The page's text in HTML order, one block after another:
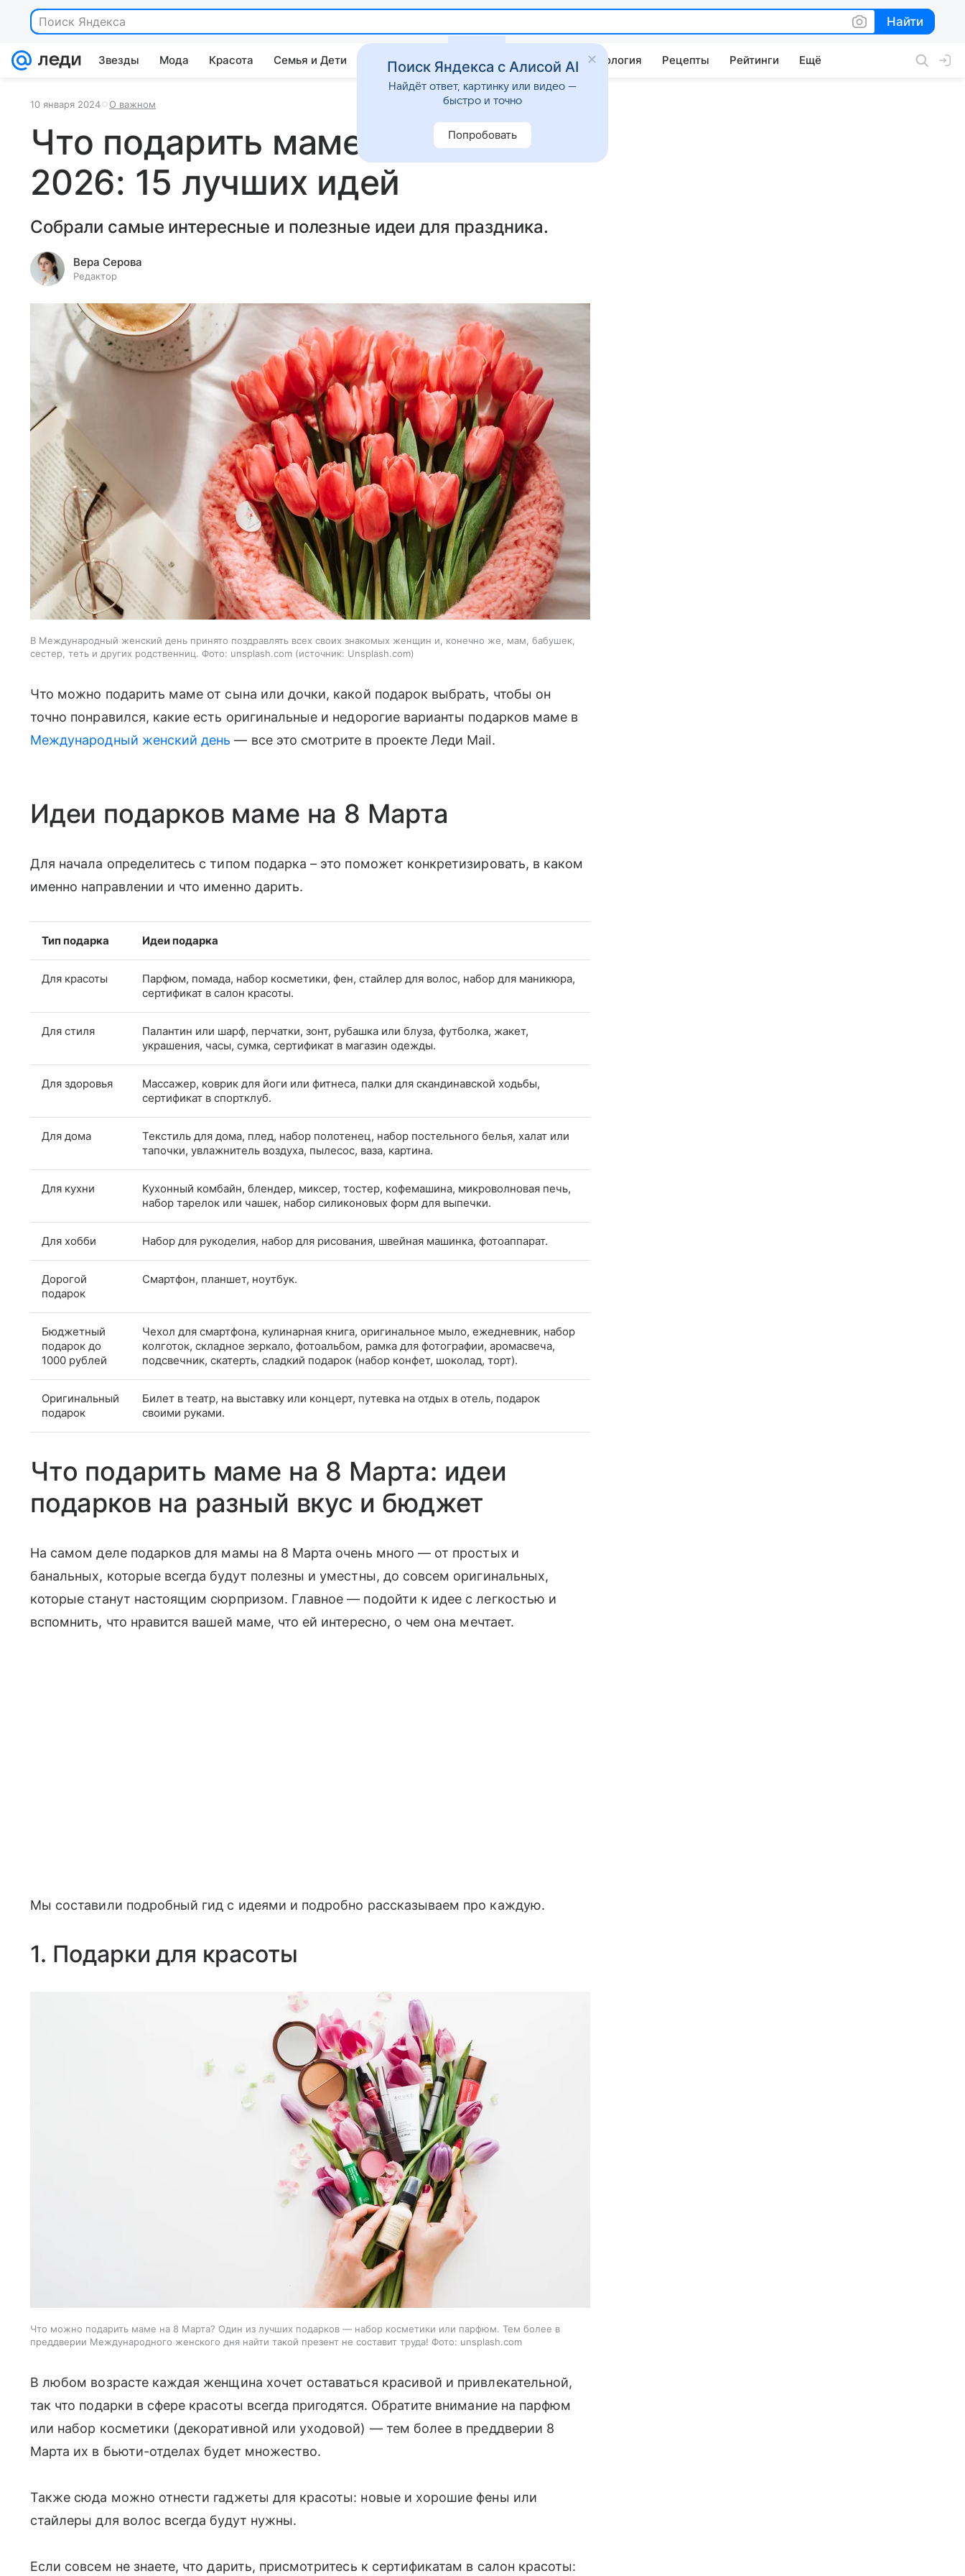
Поиск Яндекса Найти
Найти
Звезды Мода Красота Семья и Дети Дом Гороскопы Стиль жизни Психология Рецепты Рейтинги Ещё
10 января 2024 О важном
Что подарить маме на 8 Марта
2026: 15 лучших идей
Собрали самые интересные и полезные идеи для праздника.
Вера Серова
Редактор
В Международный женский день принято поздравлять всех своих знакомых женщин и, конечно же, мам, бабушек,
сестер, теть и других родственниц. Фото: unsplash.com
источник: Unsplash.com
Что можно подарить маме от сына или дочки, какой подарок выбрать, чтобы он
точно понравился, какие есть оригинальные и недорогие варианты подарков маме в
Международный женский день — все это смотрите в проекте Леди Mail.
Идеи подарков маме на 8 Марта
Для начала определитесь с типом подарка – это поможет конкретизировать, в каком
именно направлении и что именно дарить.
Тип подарка Идеи подарка
Для красоты
Парфюм, помада, набор косметики, фен, стайлер для волос, набор для маникюра,
сертификат в салон красоты.
Для стиля
Палантин или шарф, перчатки, зонт, рубашка или блуза, футболка, жакет,
украшения, часы, сумка, сертификат в магазин одежды.
Для здоровья
Массажер, коврик для йоги или фитнеса, палки для скандинавской ходьбы,
сертификат в спортклуб.
Для дома
Текстиль для дома, плед, набор полотенец, набор постельного белья, халат или
тапочки, увлажнитель воздуха, пылесос, ваза, картина.
Для кухни
Кухонный комбайн, блендер, миксер, тостер, кофемашина, микроволновая печь,
набор тарелок или чашек, набор силиконовых форм для выпечки.
Для хобби Набор для рукоделия, набор для рисования, швейная машинка, фотоаппарат.
Дорогой
подарок
Смартфон, планшет, ноутбук.
Бюджетный
подарок до
1000 рублей
Чехол для смартфона, кулинарная книга, оригинальное мыло, ежедневник, набор
колготок, складное зеркало, фотоальбом, рамка для фотографии, аромасвеча,
подсвечник, скатерть, сладкий подарок (набор конфет, шоколад, торт).
Оригинальный
подарок
Билет в театр, на выставку или концерт, путевка на отдых в отель, подарок
своими руками.
Что подарить маме на 8 Марта: идеи
подарков на разный вкус и бюджет
На самом деле подарков для мамы на 8 Марта очень много — от простых и
банальных, которые всегда будут полезны и уместны, до совсем оригинальных,
которые станут настоящим сюрпризом. Главное — подойти к идее с легкостью и
вспомнить, что нравится вашей маме, что ей интересно, о чем она мечтает.
Мы составили подробный гид с идеями и подробно рассказываем про каждую.
1. Подарки для красоты
Что можно подарить маме на 8 Марта? Один из лучших подарков — набор косметики или парфюм. Тем более в
преддверии Международного женского дня найти такой презент не составит труда! Фото: unsplash.com
В любом возрасте каждая женщина хочет оставаться красивой и привлекательной,
так что подарки в сфере красоты всегда пригодятся. Обратите внимание на парфюм
или набор косметики (декоративной или уходовой) — тем более в преддверии 8
Марта их в бьюти-отделах будет множество.
Также сюда можно отнести гаджеты для красоты: новые и хорошие фены или
стайлеры для волос всегда будут нужны.
Если совсем не знаете, что дарить, присмотритесь к сертификатам в салон красоты:
Поиск Яндекса с Алисой AI
Найдёт ответ, картинку или видео —
быстро и точно
Попробовать